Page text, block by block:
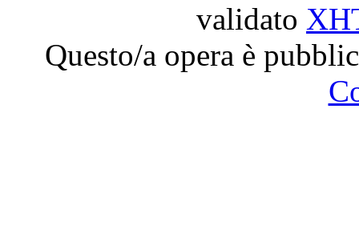
validato
Questo/a opera è